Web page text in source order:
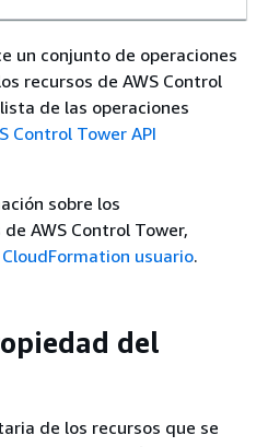
un conjunto de operaciones
recursos de AWS Control
de las operaciones
Control Tower API
sobre los
AWS Control Tower,
CloudFormation usuario.
del
de los recursos que se